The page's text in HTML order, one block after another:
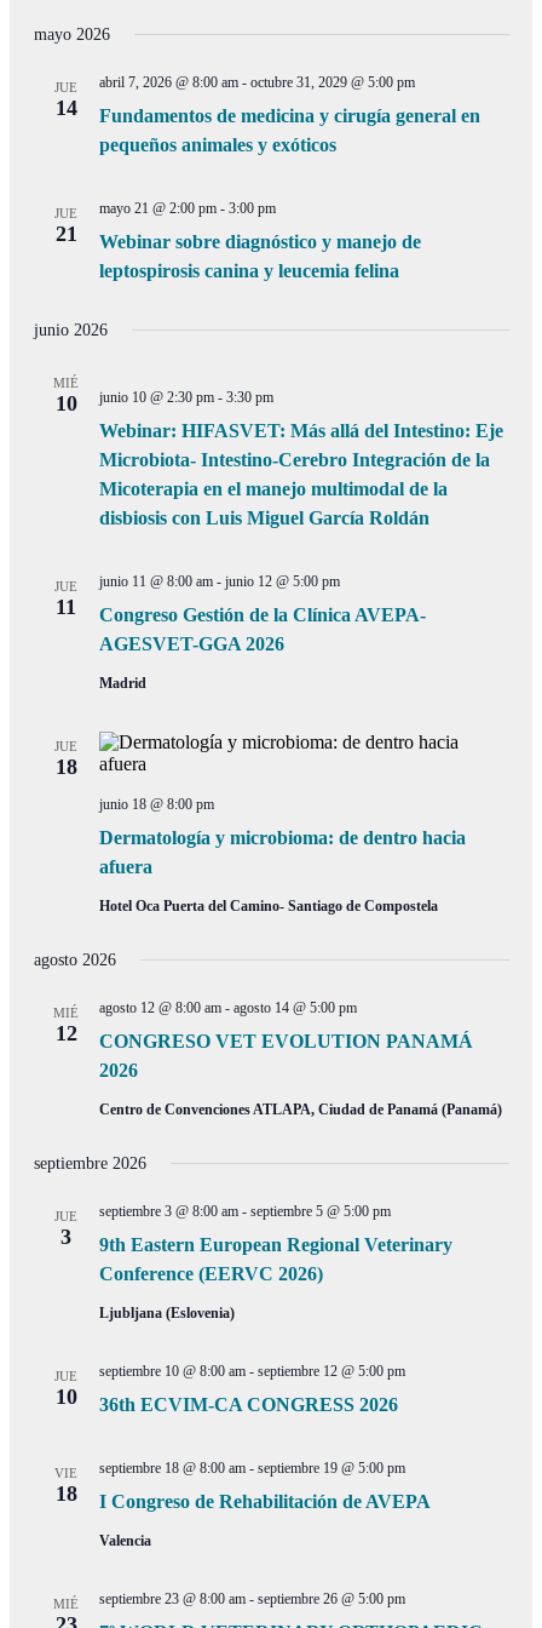
búsqueda
vistas
la
mayo 2026
JUE
14
Fundamentos de medicina y cirugía general en
pequeños animales y exóticos
abril 7, 2026 @ 8:00 am- octubre 31, 2029 @ 5:00 pm
JUE
21
Webinar sobre diagnóstico y manejo de
leptospirosis canina y leucemia felina
mayo 21 @ 2:00 pm- 3:00 pm
junio 2026
MIÉ
10
Webinar: HIFASVET: Más allá del Intestino: Eje
Microbiota- Intestino-Cerebro Integración de la
Micoterapia en el manejo multimodal de la
disbiosis con Luis Miguel García Roldán
junio 10 @ 2:30 pm- 3:30 pm
JUE
11
Congreso Gestión de la Clínica AVEPA-
AGESVET-GGA 2026
junio 11 @ 8:00 am- junio 12 @ 5:00 pm
Madrid
JUE
18
Dermatología y microbioma: de dentro hacia
afuera
junio 18 @ 8:00 pm
Hotel Oca Puerta del Camino- Santiago de Compostela
agosto 2026
MIÉ
12
CONGRESO VET EVOLUTION PANAMÁ
2026
agosto 12 @ 8:00 am- agosto 14 @ 5:00 pm
Centro de Convenciones ATLAPA, Ciudad de Panamá (Panamá)
septiembre 2026
JUE
3
9th Eastern European Regional Veterinary
Conference (EERVC 2026)
septiembre 3 @ 8:00 am- septiembre 5 @ 5:00 pm
Ljubljana (Eslovenia)
JUE
10 36th ECVIM-CA CONGRESS 2026
septiembre 10 @ 8:00 am- septiembre 12 @ 5:00 pm
VIE
18 I Congreso de Rehabilitación de AVEPA
septiembre 18 @ 8:00 am- septiembre 19 @ 5:00 pm
Valencia
MIÉ septiembre 23 @ 8:00 am- septiembre 26 @ 5:00 pm